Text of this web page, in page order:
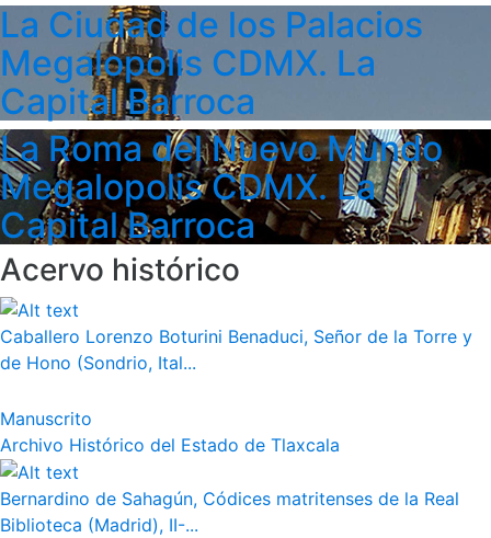
La Ciudad de los Palacios
Megalopolis CDMX. La
Capital Barroca
La Roma del Nuevo Mundo
Megalopolis CDMX. La
Capital Barroca
Acervo histórico
Caballero Lorenzo Boturini Benaduci, Señor de la Torre y
de Hono (Sondrio, Ital...
Manuscrito
Archivo Histórico del Estado de Tlaxcala
Bernardino de Sahagún, Códices matritenses de la Real
Biblioteca (Madrid), II-...